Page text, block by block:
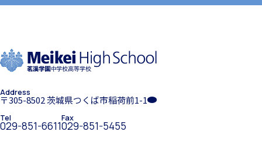
学校長挨拶
Address
〒305-8502 茨城県つくば市稲荷前1-1
Tel
029-851-6611
Fax
029-851-5455